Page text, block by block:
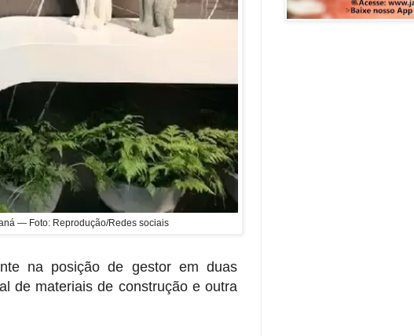
— Foto: Reprodução/Redes sociais
na posição de gestor em duas
de materiais de construção e outra